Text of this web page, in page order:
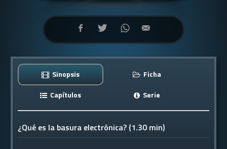
Sinopsis
Ficha
Capítulos
Serie
¿Qué es la basura electrónica? (1.30 min)